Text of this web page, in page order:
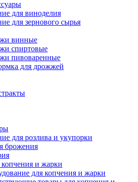
для виноделия
для зернового сырья
винные
спиртовые
пивоваренные
для дрожжей
для розлива и укупорки
брожения
и жарки
для копчения и жарки